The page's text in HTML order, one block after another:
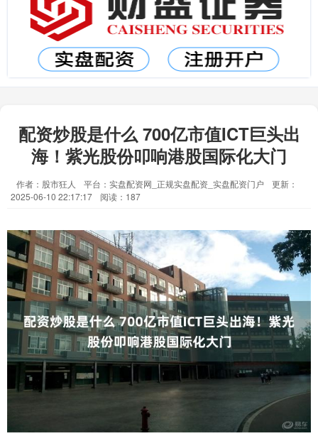
配资炒股是什么 700亿市值ICT巨头出
海！紫光股份叩响港股国际化大门
作者：股市狂人 平台：实盘配资网_正规实盘配资_实盘配资门户
更新：
2025-06-10 22:17:17
阅读：187